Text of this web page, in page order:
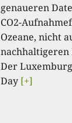
genaueren
CO2-
Ozeane, nicht
nachhaltigeren
Der
Day [+]